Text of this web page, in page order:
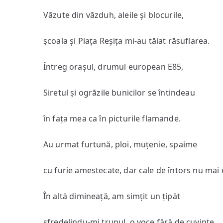
Văzute din văzduh, aleile și blocurile,
școala și Piața Reșița mi-au tăiat răsuflarea.
Întreg orașul, drumul european E85,
Siretul și ogrăzile bunicilor se întindeau
în fața mea ca în picturile flamande.
Au urmat furtună, ploi, muțenie, spaime
cu furie amestecate, dar cale de întors nu mai
În altă dimineață, am simțit un țipăt